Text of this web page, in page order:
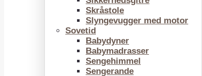
Skråstole
Slyngevugger med motor
Sovetid
Babydyner
Babymadrasser
Sengehimmel
Sengerande